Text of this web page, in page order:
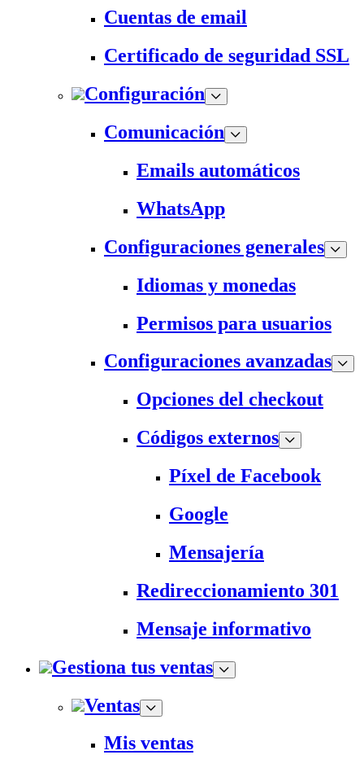
Cuentas de email
Certificado de seguridad SSL
Configuración
Comunicación
Emails automáticos
WhatsApp
Configuraciones generales
Idiomas y monedas
Permisos para usuarios
Configuraciones avanzadas
Opciones del checkout
Códigos externos
Píxel de Facebook
Google
Mensajería
Redireccionamiento 301
Mensaje informativo
Gestiona tus ventas
Ventas
Mis ventas